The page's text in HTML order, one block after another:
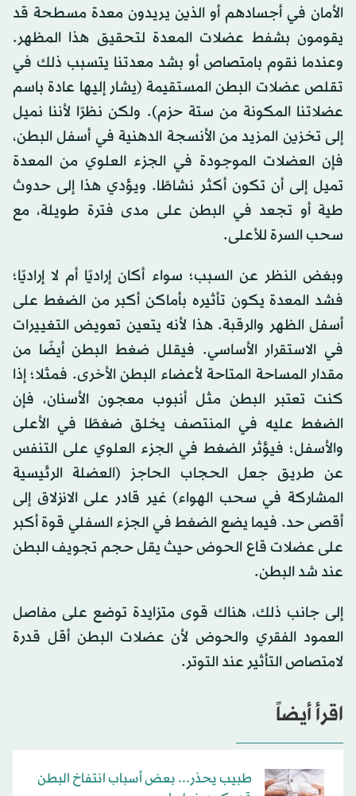
الأمان في أجسادهم أو الذين يريدون معدة مسطحة قد
يقومون بشفط عضلات المعدة لتحقيق هذا المظهر.
وعندما نقوم بامتصاص أو بشد معدتنا يتسبب ذلك في
تقلص عضلات البطن المستقيمة (يشار إليها عادة باسم
عضلاتنا المكونة من ستة حزم). ولكن نظرًا لأننا نميل
إلى تخزين المزيد من الأنسجة الدهنية في أسفل البطن،
فإن العضلات الموجودة في الجزء العلوي من المعدة
تميل إلى أن تكون أكثر نشاطًا. ويؤدي هذا إلى حدوث
طية أو تجعد في البطن على مدى فترة طويلة، مع
سحب السرة للأعلى.
وبغض النظر عن السبب؛ سواء أكان إراديًا أم لا إراديًا؛
فشد المعدة يكون تأثيره بأماكن أكبر من الضغط على
أسفل الظهر والرقبة. هذا لأنه يتعين تعويض التغييرات
في الاستقرار الأساسي. فيقلل ضغط البطن أيضًا من
مقدار المساحة المتاحة لأعضاء البطن الأخرى. فمثلا؛ إذا
كنت تعتبر البطن مثل أنبوب معجون الأسنان، فإن
الضغط عليه في المنتصف يخلق ضغطًا في الأعلى
والأسفل؛ فيؤثر الضغط في الجزء العلوي على التنفس
عن طريق جعل الحجاب الحاجز (العضلة الرئيسية
المشاركة في سحب الهواء) غير قادر على الانزلاق إلى
أقصى حد. فيما يضع الضغط في الجزء السفلي قوة أكبر
على عضلات قاع الحوض حيث يقل حجم تجويف البطن
عند شد البطن.
إلى جانب ذلك، هناك قوى متزايدة توضع على مفاصل
العمود الفقري والحوض لأن عضلات البطن أقل قدرة
لامتصاص التأثير عند التوتر.
اقرأ أيضاً
طبيب يحذر... بعض أسباب انتفاخ البطن